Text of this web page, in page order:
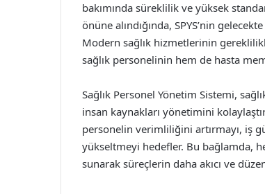
bakımında süreklilik ve yüksek
önüne alındığında, SPYS’nin
Modern sağlık hizmetlerinin
sağlık personelinin hem de hasta
Sağlık Personel Yönetim Sistemi,
insan kaynakları yönetimini
personelin verimliliğini artırmayı, iş
yükseltmeyi hedefler. Bu bağlamda,
sunarak süreçlerin daha akıcı ve